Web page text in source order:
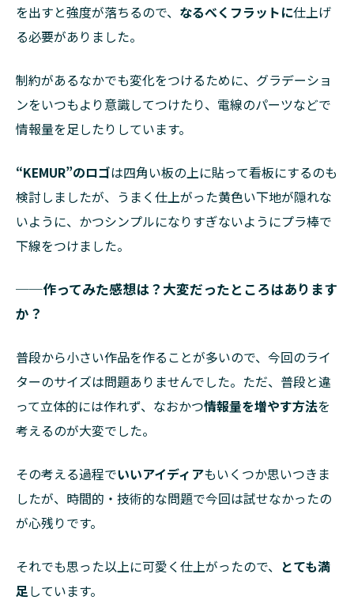
を出すと強度が落ちるので、 なるべくフラットに仕上げ
る必要がありました。
制約があるなかでも変化をつけるために、グラデーショ
ンをいつもより意識してつけたり、電線のパーツなどで
情報量を足したりしています。
“KEMUR”のロゴは四角い板の上に貼って看板にするのも
検討しましたが、うまく仕上がった黄色い下地が隠れな
いように、かつシンプルになりすぎないようにプラ棒で
下線をつけました。
──作ってみた感想は？大変だったところはあります
か？
普段から小さい作品を作ることが多いので、今回のライ
ターのサイズは問題ありませんでした。ただ、普段と違
って立体的には作れず、なおかつ情報量を増やす方法を
考えるのが大変でした。
その考える過程でいいアイディアもいくつか思いつきま
したが、時間的・技術的な問題で今回は試せなかったの
が心残りです。
それでも思った以上に可愛く仕上がったので、 とても満
足しています。